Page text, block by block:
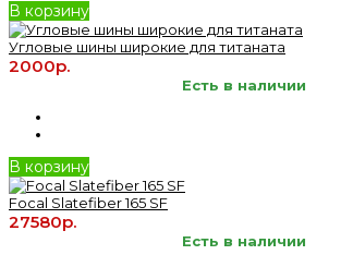
В корзину
Угловые шины широкие для титаната
2000р.
Есть в наличии
В корзину
Focal Slatefiber 165 SF
27580р.
Есть в наличии